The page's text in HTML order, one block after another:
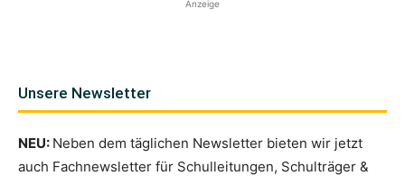
Anzeige
Unsere Newsletter
NEU: Neben dem täglichen Newsletter bieten wir jetzt
auch Fachnewsletter für Schulleitungen, Schulträger &